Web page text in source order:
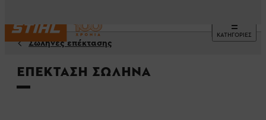
ΚΑΤΗΓΟΡΙΕΣ
Σωλήνες επέκτασης
Επέκταση σωλήνα